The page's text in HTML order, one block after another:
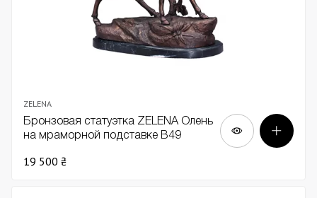
ZELENA
Бронзовая статуэтка ZELENA Олень
на мраморной подставке В49
19 500 ₴